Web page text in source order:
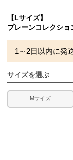
【Lサイズ】
プレーンコレクショ
1～2日以内に発
サイズを選ぶ
Mサイズ